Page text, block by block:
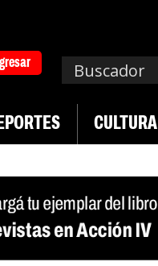
CULTURA
en salud mental |